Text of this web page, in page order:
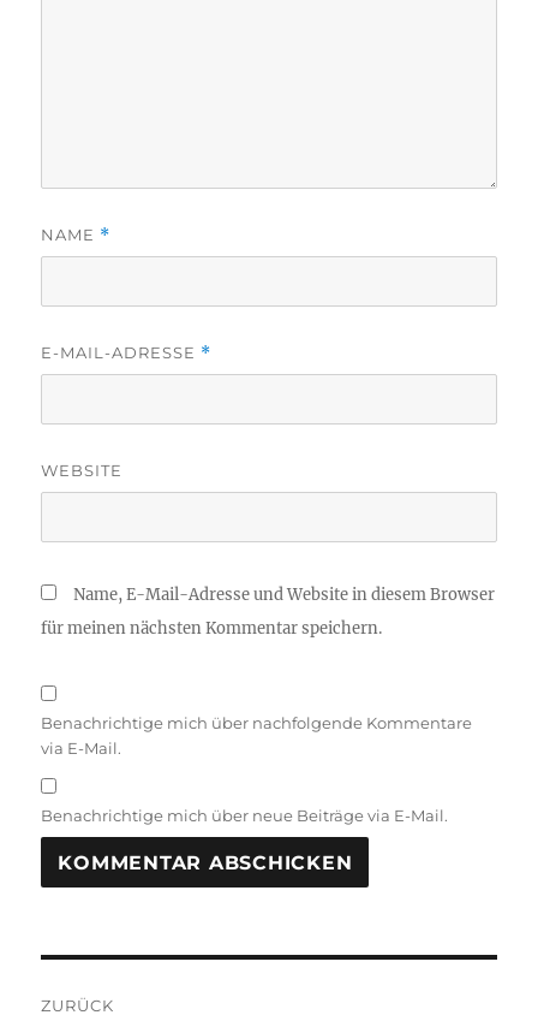
NAME *
E-MAIL-ADRESSE *
WEBSITE
Name, E-Mail-Adresse und Website in diesem Browser
für meinen nächsten Kommentar speichern.
Benachrichtige mich über nachfolgende Kommentare
via E-Mail.
Benachrichtige mich über neue Beiträge via E-Mail.
ZURÜCK